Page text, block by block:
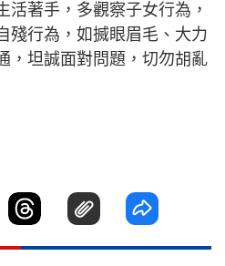
活著手，多觀察子女行為，
殘行為，如搣眼眉毛、大力
，坦誠面對問題，切勿胡亂